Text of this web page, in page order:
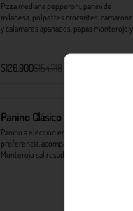
Pizza mediana pepperoni, panini de
milanesa, polpettes crocantes,
y calamares apanados, papas monterojo y
$126.900$154.718
Panino Clásico + Monterojo
Panino a elección en el pan de tu
preferencia, acompañado de Papas
Monterojo sal rosada del Himalaya 25 g.